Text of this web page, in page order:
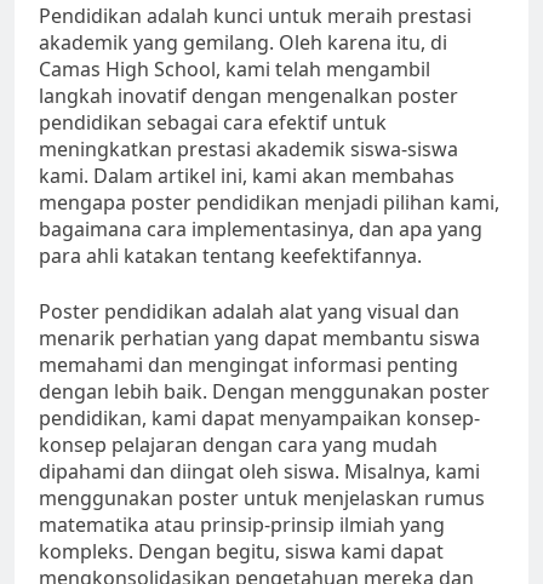
Pendidikan adalah kunci untuk meraih prestasi
akademik yang gemilang. Oleh karena itu, di
Camas High School, kami telah mengambil
langkah inovatif dengan mengenalkan poster
pendidikan sebagai cara efektif untuk
meningkatkan prestasi akademik siswa-siswa
kami. Dalam artikel ini, kami akan membahas
mengapa poster pendidikan menjadi pilihan kami,
bagaimana cara implementasinya, dan apa yang
para ahli katakan tentang keefektifannya.
Poster pendidikan adalah alat yang visual dan
menarik perhatian yang dapat membantu siswa
memahami dan mengingat informasi penting
dengan lebih baik. Dengan menggunakan poster
pendidikan, kami dapat menyampaikan konsep-
konsep pelajaran dengan cara yang mudah
dipahami dan diingat oleh siswa. Misalnya, kami
menggunakan poster untuk menjelaskan rumus
matematika atau prinsip-prinsip ilmiah yang
kompleks. Dengan begitu, siswa kami dapat
mengkonsolidasikan pengetahuan mereka dan